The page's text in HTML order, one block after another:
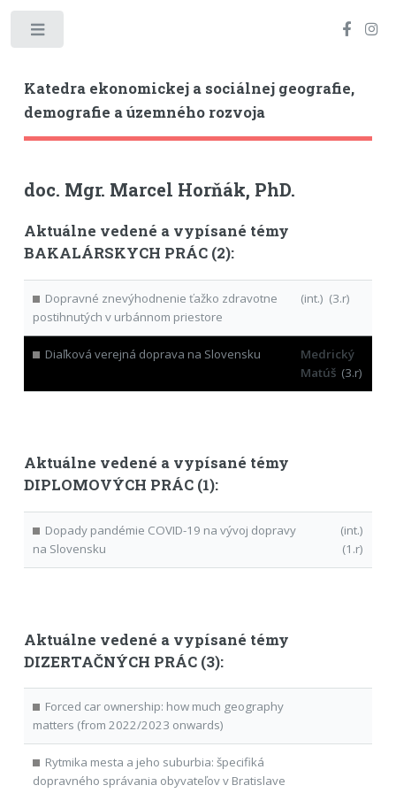
Katedra ekonomickej a sociálnej geografie,
demografie a územného rozvoja
doc. Mgr. Marcel Horňák, PhD.
Aktuálne vedené a vypísané témy
BAKALÁRSKYCH PRÁC (2):
Dopravné znevýhodnenie ťažko zdravotne
postihnutých v urbánnom priestore
(int.) (3.r)
Diaľková verejná doprava na Slovensku
Medrický
Matúš(3.r)
Aktuálne vedené a vypísané témy
DIPLOMOVÝCH PRÁC (1):
Dopady pandémie COVID-19 na vývoj dopravy
na Slovensku
(int.)
(1.r)
Aktuálne vedené a vypísané témy
DIZERTAČNÝCH PRÁC (3):
Forced car ownership: how much geography
matters (from 2022/2023 onwards)
Rytmika mesta a jeho suburbia: špecifiká
dopravného správania obyvateľov v Bratislave